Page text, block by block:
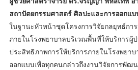
สถาปัตยกรรมศาสตร์ ศิลปะและการออกแ
ในฐานะหัวหน้าชุดโครงการวิจัยกลยุทธ์กา
ภายในโรงพยาบาลบริเวณพื้นที่ให้บริการผู้ป่
ประสิทธิภาพการให้บริการภายในโรงพยาบ
ออกแบบเพื่อทุกคนกล่าวถึงงานวิจัยการพัฒ